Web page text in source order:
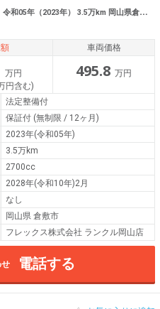
令和05年（2023年） 3.5万km 岡山県倉敷市 【厳選仕入】 アライメント済み
万円
円含む)
車両価格
495.8 万円
法定整備付
保証付 (無制限 / 12ヶ月)
2023年(令和05年)
3.5万km
2700cc
2028年(令和10年)2月
なし
岡山県 倉敷市
フレックス株式会社 ランクル岡山店
電話する